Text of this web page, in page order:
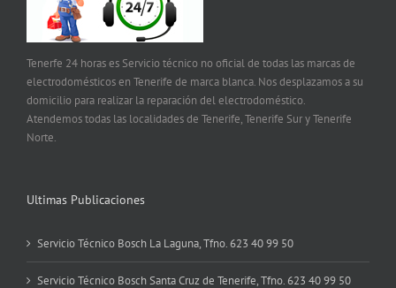
Tenerfe 24 horas es Servicio técnico no oficial de todas las marcas de
electrodomésticos en Tenerife de marca blanca. Nos desplazamos a su
domicilio para realizar la reparación del electrodoméstico.
Atendemos todas las localidades de Tenerife, Tenerife Sur y Tenerife
Norte.
Ultimas Publicaciones
Servicio Técnico Bosch La Laguna, Tfno. 623 40 99 50
Servicio Técnico Bosch Santa Cruz de Tenerife, Tfno. 623 40 99 50